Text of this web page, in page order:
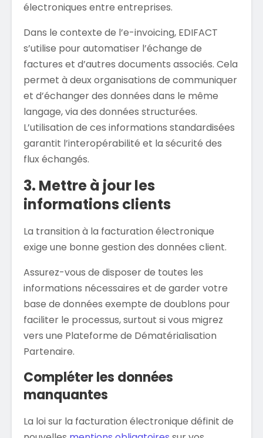
électroniques entre entreprises.
Dans le contexte de l’e-invoicing, EDIFACT
s’utilise pour automatiser l’échange de
factures et d’autres documents associés. Cela
permet à deux organisations de communiquer
et d’échanger des données dans le même
langage, via des données structurées.
L’utilisation de ces informations standardisées
garantit l’interopérabilité et la sécurité des
flux échangés.
3. Mettre à jour les
informations clients
La transition à la facturation électronique
exige une bonne gestion des données client.
Assurez-vous de disposer de toutes les
informations nécessaires et de garder votre
base de données exempte de doublons pour
faciliter le processus, surtout si vous migrez
vers une Plateforme de Dématérialisation
Partenaire.
Compléter les données
manquantes
La loi sur la facturation électronique définit de